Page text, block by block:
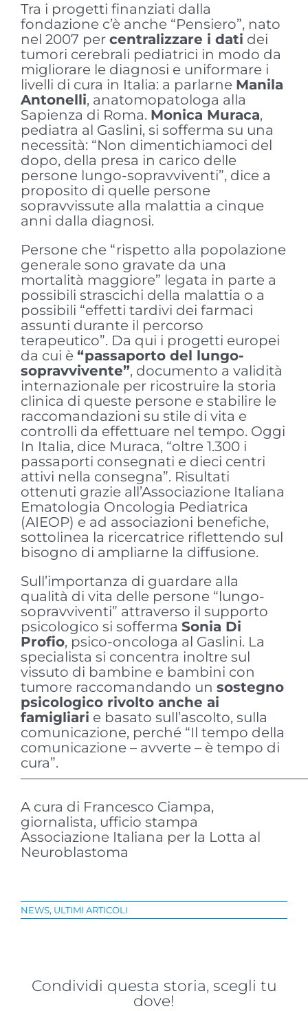
Tra i progetti finanziati dalla
fondazione c’è anche “Pensiero”, nato
nel 2007 per centralizzare i dati dei
tumori cerebrali pediatrici in modo da
migliorare le diagnosi e uniformare i
livelli di cura in Italia: a parlarne Manila
Antonelli, anatomopatologa alla
Sapienza di Roma. Monica Muraca,
pediatra al Gaslini, si sofferma su una
necessità: “Non dimentichiamoci del
dopo, della presa in carico delle
persone lungo-sopravviventi”, dice a
proposito di quelle persone
sopravvissute alla malattia a cinque
anni dalla diagnosi.
Persone che “rispetto alla popolazione
generale sono gravate da una
mortalità maggiore” legata in parte a
possibili strascichi della malattia o a
possibili “effetti tardivi dei farmaci
assunti durante il percorso
terapeutico”. Da qui i progetti europei
da cui è “passaporto del lungo-
sopravvivente”, documento a validità
internazionale per ricostruire la storia
clinica di queste persone e stabilire le
raccomandazioni su stile di vita e
controlli da effettuare nel tempo. Oggi
In Italia, dice Muraca, “oltre 1.300 i
passaporti consegnati e dieci centri
attivi nella consegna”. Risultati
ottenuti grazie all’Associazione Italiana
Ematologia Oncologia Pediatrica
(AIEOP) e ad associazioni benefiche,
sottolinea la ricercatrice riflettendo sul
bisogno di ampliarne la diffusione.
Sull’importanza di guardare alla
qualità di vita delle persone “lungo-
sopravviventi” attraverso il supporto
psicologico si sofferma Sonia Di
Profio, psico-oncologa al Gaslini. La
specialista si concentra inoltre sul
vissuto di bambine e bambini con
tumore raccomandando un sostegno
psicologico rivolto anche ai
famigliari e basato sull’ascolto, sulla
comunicazione, perché “Il tempo della
comunicazione – avverte – è tempo di
cura”.
A cura di Francesco Ciampa,
giornalista, ufficio stampa
Associazione Italiana per la Lotta al
Neuroblastoma
NEWS, ULTIMI ARTICOLI
Condividi questa storia, scegli tu
dove!